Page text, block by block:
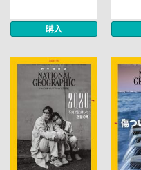
購入